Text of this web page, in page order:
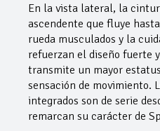
En la vista lateral, la
ascendente que fluye
rueda musculados y la
refuerzan el diseño fuerte
transmite un mayor
sensación de movimiento.
integrados son de serie
remarcan su carácter de